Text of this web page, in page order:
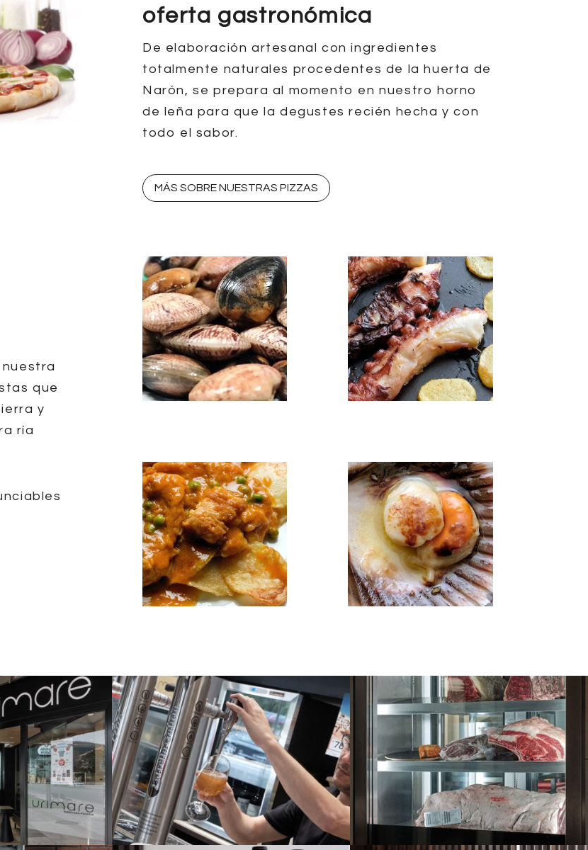
oferta gastronómica
De elaboración artesanal con ingredientes
totalmente naturales procedentes de la huerta de
Narón, se prepara al momento en nuestro horno
de leña para que la degustes recién hecha y con
todo el sabor.
MÁS SOBRE NUESTRAS PIZZAS
que
y
ría